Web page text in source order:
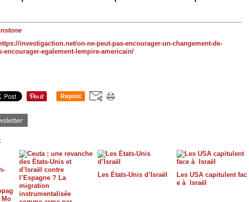
investigaction.net/on-ne-peut-pas-encourager-un-changement-de-
encourager-egalement-lempire-americain/
Repost
Mo
Les États-Unis d’Israël
Les USA capitulent fac
e à Israël